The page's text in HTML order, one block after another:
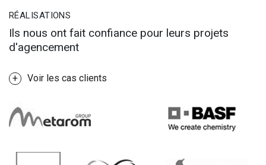
RÉALISATIONS
Ils nous ont fait confiance pour leurs projets
d'agencement
Voir les cas clients